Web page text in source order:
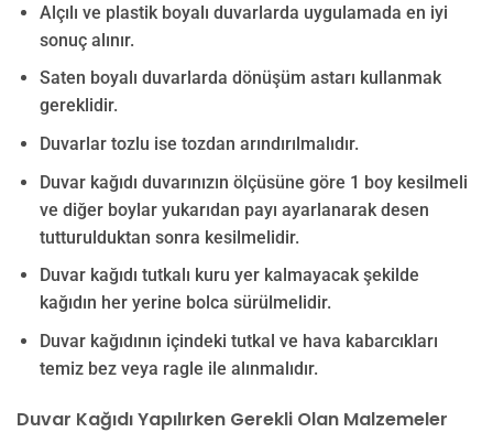
Alçılı ve plastik boyalı duvarlarda uygulamada en iyi
sonuç alınır.
Saten boyalı duvarlarda dönüşüm astarı kullanmak
gereklidir.
Duvarlar tozlu ise tozdan arındırılmalıdır.
Duvar kağıdı duvarınızın ölçüsüne göre 1 boy kesilmeli
ve diğer boylar yukarıdan payı ayarlanarak desen
tutturulduktan sonra kesilmelidir.
Duvar kağıdı tutkalı kuru yer kalmayacak şekilde
kağıdın her yerine bolca sürülmelidir.
Duvar kağıdının içindeki tutkal ve hava kabarcıkları
temiz bez veya ragle ile alınmalıdır.
Duvar Kağıdı Yapılırken Gerekli Olan Malzemeler